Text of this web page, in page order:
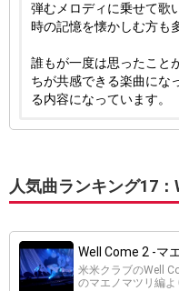
弾むメロディに乗せて歌
時の記憶を懐かしむ方も
誰もが一度は思ったこと
ちが共感できる楽曲にな
る内容になっています。
人気曲ランキング17：
Well Come 2 -マ
米米クラブのWell
のマエノマツリ編よ